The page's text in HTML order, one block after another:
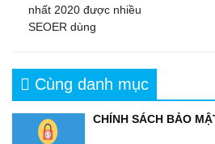
nhất 2020 được nhiều
SEOER dùng
Cùng danh mục
CHÍNH SÁCH BẢO